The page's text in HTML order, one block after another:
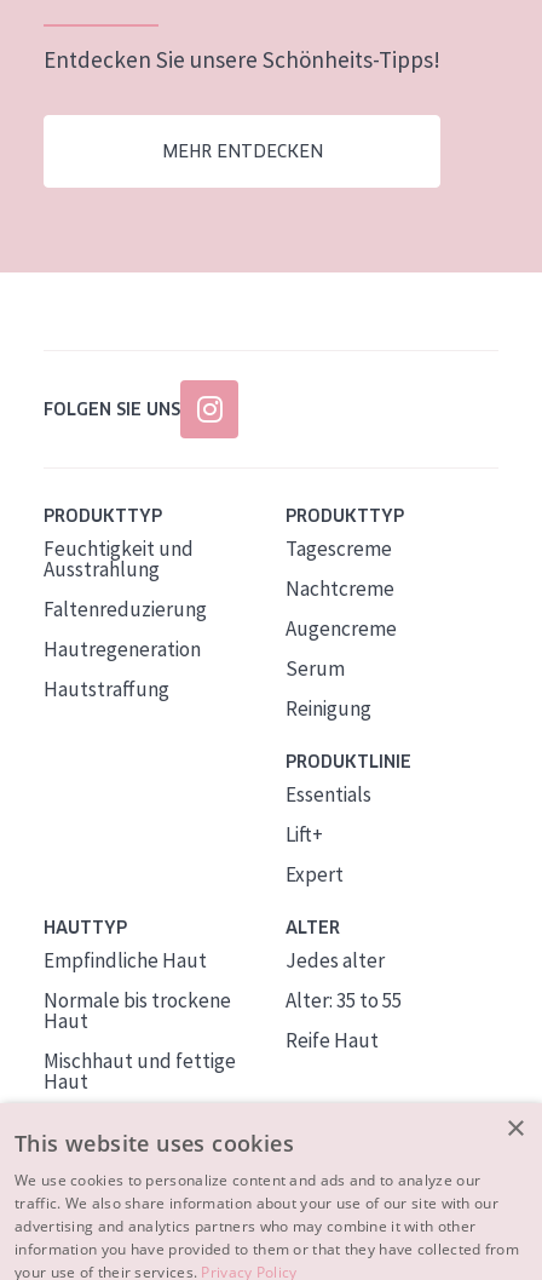
Reife Haut
Der Sonne ausgesetzte Haut
Jedes alter
Reife Haut
Entdecken Sie unsere Schönheits-Tipps!
MEHR ENTDECKEN
FOLGEN SIE UNS
PRODUKTTYP
Feuchtigkeit und
Ausstrahlung
Faltenreduzierung
Hautregeneration
Hautstraffung
PRODUKTTYP
Tagescreme
Nachtcreme
Augencreme
Serum
Reinigung
PRODUKTLINIE
Essentials
Lift+
Expert
HAUTTYP
Empfindliche Haut
Normale bis trockene
Haut
Mischhaut und fettige
Haut
Haut
ALTER
Jedes alter
Alter: 35 to 55
Reife Haut
ÜBER DIADERMINE
Mehr über uns
×
This website uses cookies
We use cookies to personalize content and ads and to analyze our
traffic. We also share information about your use of our site with our
advertising and analytics partners who may combine it with other
information you have provided to them or that they have collected from
your use of their services. Privacy Policy